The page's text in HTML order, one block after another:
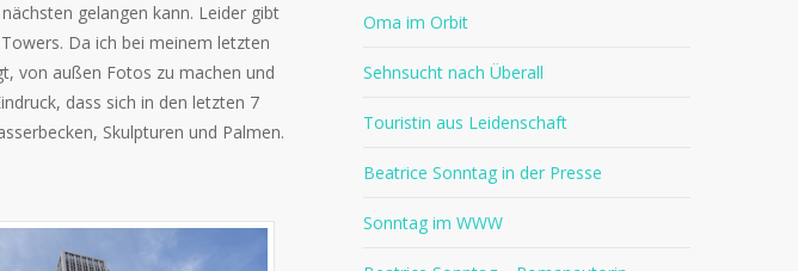
gelangen kann. Leider gibt
Da ich bei meinem letzten
von außen Fotos zu machen und
dass sich in den letzten 7
Skulpturen und Palmen.
Oma im Orbit
Sehnsucht nach Überall
Touristin aus Leidenschaft
Beatrice Sonntag in der Presse
Sonntag im WWW